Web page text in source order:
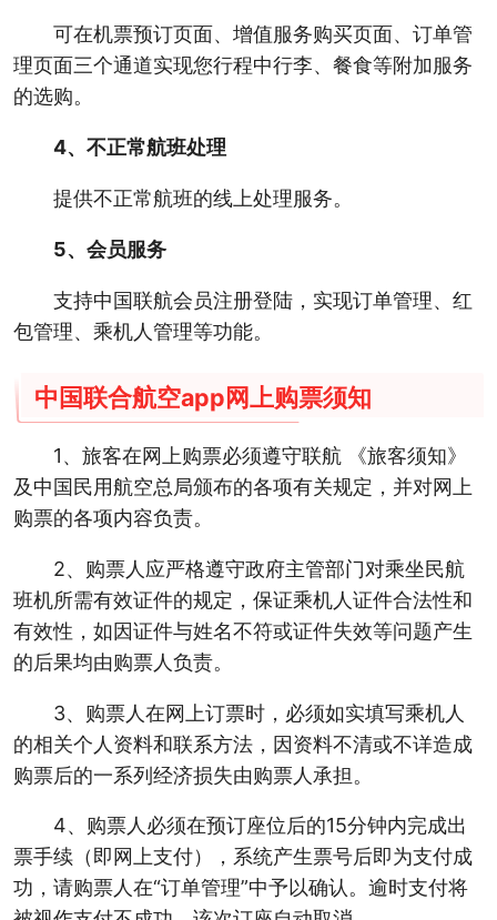
可在机票预订页面、增值服务购买页面、订单管
理页面三个通道实现您行程中行李、餐食等附加服务
的选购。
4、不正常航班处理
提供不正常航班的线上处理服务。
5、会员服务
支持中国联航会员注册登陆，实现订单管理、红
包管理、乘机人管理等功能。
中国联合航空app网上购票须知
1、旅客在网上购票必须遵守联航 《旅客须知》
及中国民用航空总局颁布的各项有关规定，并对网上
购票的各项内容负责。
2、购票人应严格遵守政府主管部门对乘坐民航
班机所需有效证件的规定，保证乘机人证件合法性和
有效性，如因证件与姓名不符或证件失效等问题产生
的后果均由购票人负责。
3、购票人在网上订票时，必须如实填写乘机人
的相关个人资料和联系方法，因资料不清或不详造成
购票后的一系列经济损失由购票人承担。
4、购票人必须在预订座位后的15分钟内完成出
票手续（即网上支付），系统产生票号后即为支付成
功，请购票人在“订单管理”中予以确认。逾时支付将